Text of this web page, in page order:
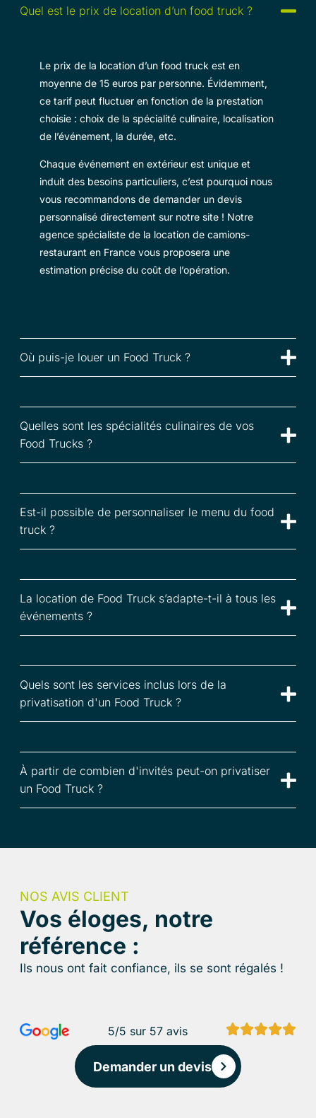
Quel est le prix de location d’un food truck ?
Le prix de la location d’un food truck est en
moyenne de 15 euros par personne. Évidemment,
ce tarif peut fluctuer en fonction de la prestation
choisie : choix de la spécialité culinaire, localisation
de l’événement, la durée, etc.
Chaque événement en extérieur est unique et
induit des besoins particuliers, c’est pourquoi nous
vous recommandons de demander un devis
personnalisé directement sur notre site ! Notre
agence spécialiste de la location de camions-
restaurant en France vous proposera une
estimation précise du coût de l’opération.
Où puis-je louer un Food Truck ?
Quelles sont les spécialités culinaires de vos
Food Trucks ?
Est-il possible de personnaliser le menu du food
truck ?
La location de Food Truck s’adapte-t-il à tous les
événements ?
Quels sont les services inclus lors de la
privatisation d'un Food Truck ?
À partir de combien d'invités peut-on privatiser
un Food Truck ?
NOS AVIS CLIENT
Vos éloges, notre
référence :
Ils nous ont fait confiance, ils se sont régalés !
5/5 sur 57 avis
Demander un devis